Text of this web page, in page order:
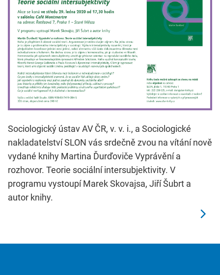
Sociologický ústav AV ČR, v. v. i., a Sociologické
nakladatelství SLON vás srdečně zvou na vítání nově
vydané knihy Martina Ďurďoviče Vyprávění a
rozhovor. Teorie sociální intersubjektivity. V
programu vystoupí Marek Skovajsa, Jiří Šubrt a
autor knihy.